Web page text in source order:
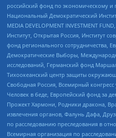
российский фонд по экономическому и
Национальный Демократический
MEDIA DEVELOPMENT INVESTMENT
Институт, Открытая Россия, Институт
фонд регионального сотрудничества,
Демократические Выборы,
исследований, Германский фонд
Тихоокеанский центр защиты
Свободная Россия, Всемирный конгресс
Человек в беде, Европейский фонд за
Прожект Хармони, Родники дракона,
извлечения органов, Фалунь Дафа,
по расследованию преследования в
Всемирная организация по